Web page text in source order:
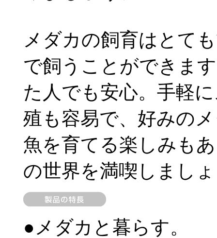
メダカの飼育はとて
で飼うことができま
た人でも安心。手軽
殖も容易で、好みの
魚を育てる楽しみも
の世界を満喫しまし
●メダカと暮らす。